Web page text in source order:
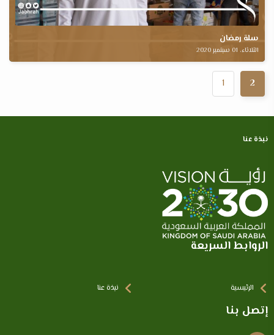
سلة رمضان
الثلاثاء، 01 سبتمبر 2020
1 2
نبذة عنا
الروابط السريعة
الرئيسية نبذة عنا
إتصل بنا